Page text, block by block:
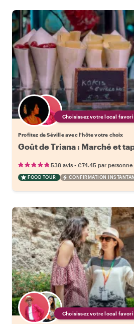
Choisissez votre local favori
Profitez de Séville avec l'hôte votre choix
Goût de Triana : Marché et
538 avis • €74.45 par personne
FOOD TOUR CONFIRMATION
Choisissez votre local favori